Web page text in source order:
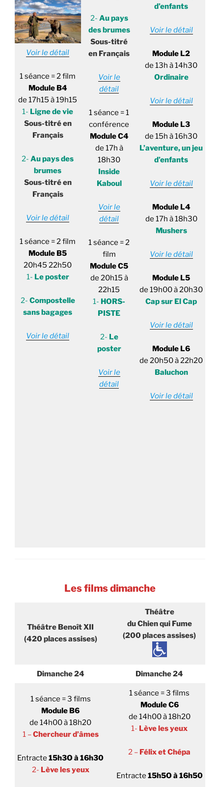
Voir le détail
1 séance = 2 film
Module B4
de 17h15 à 19h15
1- Ligne de vie
Sous-titré en
Français
2-Au pays des
brumes
Sous-titré en
Français
Voir le détail
1 séance = 2 film
Module B5
20h45 22h50
1- Le poster
2- Compostelle
sans bagages
Voir le détail
2- Au pays
des brumes
Sous-titré
en Français
Voir le
détail
1 séance = 1
conférence
Module C4
de 17h à
18h30
Inside
Kaboul
Voir le
détail
1 séance = 2
film
Module C5
de 20h15 à
22h15
1- HORS-
PISTE
2- Le
poster
Voir le
détail
d’enfants
Voir le détail
Module L2
de 13h à 14h30
Ordinaire
Voir le détail
Module L3
de 15h à 16h30
L’aventure, un jeu
d’enfants
Voir le détail
Module L4
de 17h à 18h30
Mushers
Voir le détail
Module L5
de 19h00 à 20h30
Cap sur El Cap
Voir le détail
Module L6
de 20h50 à 22h20
Baluchon
Voir le détail
Les films dimanche
Théâtre Benoît XII
(420 places assises)
Théâtre
du Chien qui Fume
(200 places assises)
Dimanche 24 Dimanche 24
1 séance = 3 films
Module B6
de 14h00 à 18h20
1 –Chercheur d’âmes
Entracte15h3O à 16h30
2- Lève les yeux
1 séance = 3 films
Module C6
de 14h00 à 18h20
1- Lève les yeux
2 – Félix et Chépa
Entracte 15h5O à 16h50